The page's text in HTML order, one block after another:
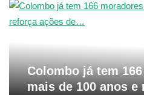
Colombo já tem
mais de 100 anos e